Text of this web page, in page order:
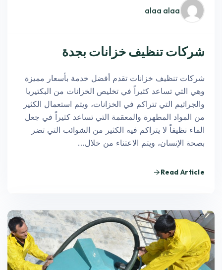
alaa alaa
شركات تنظيف خزانات بجدة
شركات تنظيف خزانات تقدم أفضل خدمة بأسعار مميزة
وهي التي تساعد كثيراً في تخليص الخزانات من البكتيريا
والجراثيم التي تتراكم في الخزانات، ويتم استعمال الكثير
من المواد المطهرة والمعقمة التي تساعد كثيراً في جعل
الماء نظيفاً لا يتراكم فيه الكثير من الشوائب التي تضر
بصحة الإنسان، ويتم الاعتناء من خلال…
Read Article